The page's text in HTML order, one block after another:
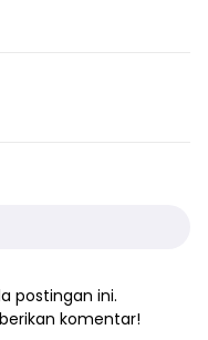
postingan ini.
komentar!